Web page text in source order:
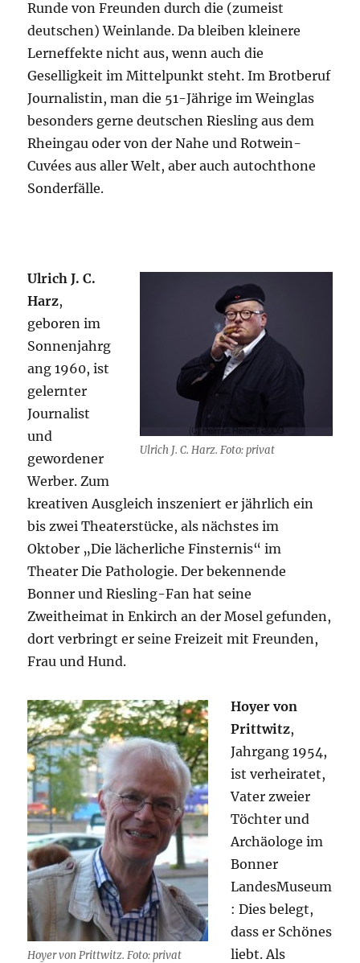
Runde von Freunden durch die (zumeist
deutschen) Weinlande. Da bleiben kleinere
Lerneffekte nicht aus, wenn auch die
Geselligkeit im Mittelpunkt steht. Im Brotberuf
Journalistin, man die 51-Jährige im Weinglas
besonders gerne deutschen Riesling aus dem
Rheingau oder von der Nahe und Rotwein-
Cuvées aus aller Welt, aber auch autochthone
Sonderfälle.
Ulrich J. C. Harz. Foto: privat
Ulrich J. C.
Harz,
geboren im
Sonnenjahrg
ang 1960, ist
gelernter
Journalist
und
gewordener
Werber. Zum
kreativen Ausgleich inszeniert er jährlich ein
bis zwei Theaterstücke, als nächstes im
Oktober „Die lächerliche Finsternis“ im
Theater Die Pathologie. Der bekennende
Bonner und Riesling-Fan hat seine
Zweitheimat in Enkirch an der Mosel gefunden,
dort verbringt er seine Freizeit mit Freunden,
Frau und Hund.
Hoyer von Prittwitz. Foto: privat
Hoyer von
Prittwitz,
Jahrgang 1954,
ist verheiratet,
Vater zweier
Töchter und
Archäologe im
Bonner
LandesMuseum
: Dies belegt,
dass er Schönes
liebt. Als